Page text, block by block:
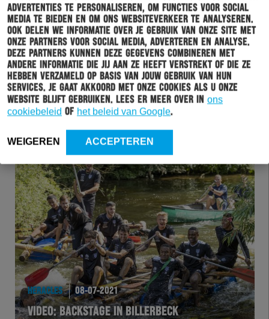
advertenties te personaliseren, om functies voor social
media te bieden en om ons websiteverkeer te analyseren.
Ook delen we informatie over je gebruik van onze site met
onze partners voor social media, adverteren en analyse.
Deze partners kunnen deze gegevens combineren met
andere informatie die jij aan ze heeft verstrekt of die ze
hebben verzameld op basis van jouw gebruik van hun
services. Je gaat akkoord met onze cookies als u onze
website blijft gebruiken. Lees er meer over in ons
cookiebeleid of het beleid van Google.
WEIGEREN ACCEPTEREN
BUSINESSCLUB 09-07-2021
LUCHTREINIGINGSUNITS ZUIVEREN LUCHT ERVE
ASITO; KUNNEN BLIJVEN TRAINEN IN
KRACHTRUIMTE
HERACLES 08-07-2021
VIDEO: BACKSTAGE IN BILLERBECK